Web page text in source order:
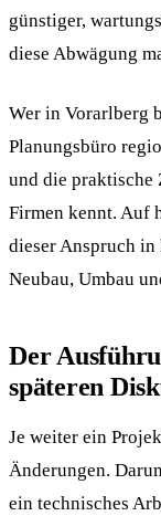
günstiger,
diese Abwägung
Wer in Vorarlberg
Planungsbüro
und die praktische
Firmen kennt. Auf
dieser Anspruch
Neubau, Umbau
Der
späteren
Je weiter ein
Änderungen.
ein technisches